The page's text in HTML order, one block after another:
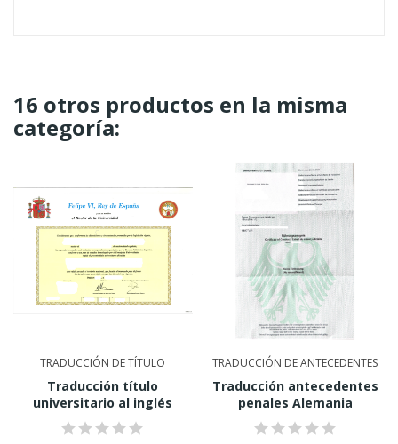
16 otros productos en la misma
categoría:
TRADUCCIÓN DE TÍTULO
Traducción título
universitario al inglés
TRADUCCIÓN DE ANTECEDENTES
Traducción antecedentes
penales Alemania